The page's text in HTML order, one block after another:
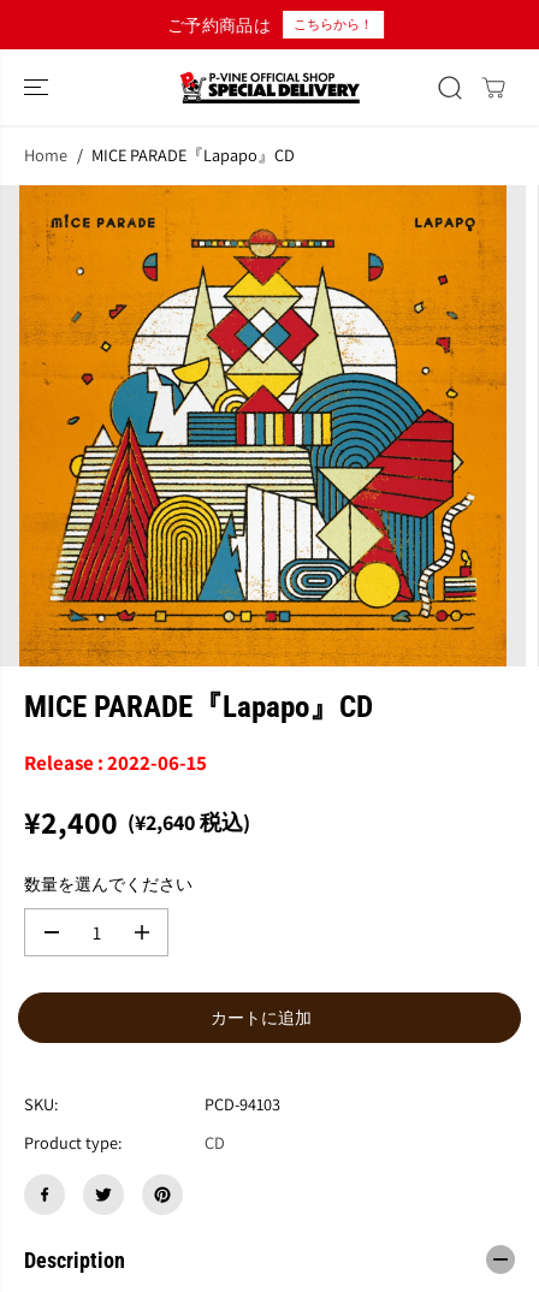
ご予約商品は こちらから！
Home MICE PARADE『Lapapo』CD
商品情報へスキ
ップ
MICE PARADE『Lapapo』CD
Release : 2022-06-15
通
価
格
¥2,400 (¥2,640 税込)
数量を選んでください
I
E
R
D
E
数
A
R
カートに追加
SKU:
PCD-94103
Product type:
CD
Description